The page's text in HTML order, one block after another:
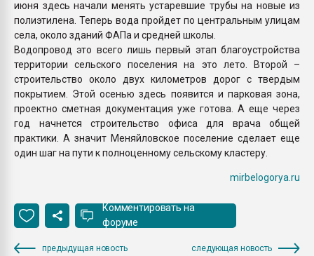
июня здесь начали менять устаревшие трубы на новые из
полиэтилена. Теперь вода пройдет по центральным улицам
села, около зданий ФАПа и средней школы.
Водопровод это всего лишь первый этап благоустройства
территории сельского поселения на это лето. Второй –
строительство около двух километров дорог с твердым
покрытием. Этой осенью здесь появится и парковая зона,
проектно сметная документация уже готова. А еще через
год начнется строительство офиса для врача общей
практики. А значит Меняйловское поселение сделает еще
один шаг на пути к полноценному сельскому кластеру.
mirbelogorya.ru
Комментировать на
форуме
предыдущая новость следующая новость